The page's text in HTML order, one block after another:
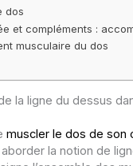
dos
et compléments :
musculaire du dos
la ligne du dessus
muscler le dos de son
la notion de